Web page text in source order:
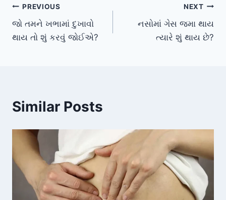
Post
navigation
PREVIOUS
જો તમને ખભામાં દુખાવો
થાય તો શું કરવું જોઈએ?
NEXT
નસોમાં ગેસ જમા થાય
ત્યારે શું થાય છે?
Similar Posts